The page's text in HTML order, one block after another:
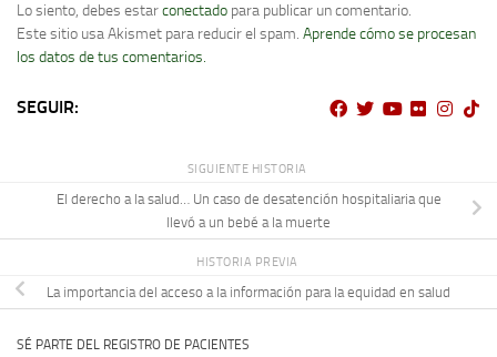
Lo siento, debes estarconectado para publicar un comentario.
Este sitio usa Akismet para reducir el spam. Aprende cómo se procesan
los datos de tus comentarios.
SEGUIR:
SIGUIENTE HISTORIA
El derecho a la salud… Un caso de desatención hospitaliaria que
llevó a un bebé a la muerte
HISTORIA PREVIA
La importancia del acceso a la información para la equidad en salud
SÉ PARTE DEL REGISTRO DE PACIENTES